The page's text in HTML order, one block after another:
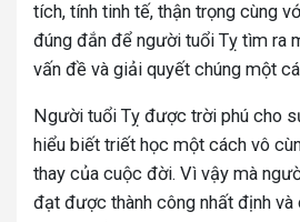
tích, tính tinh tế, thận trọng cùng
đúng đắn để người tuổi Tỵ tìm ra
vấn đề và giải quyết chúng một
Người tuổi Tỵ được trời phú cho
hiểu biết triết học một cách vô
thay của cuộc đời. Vì vậy mà
đạt được thành công nhất định